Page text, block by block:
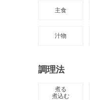
主食
汁物
調理法
煮る
煮込む